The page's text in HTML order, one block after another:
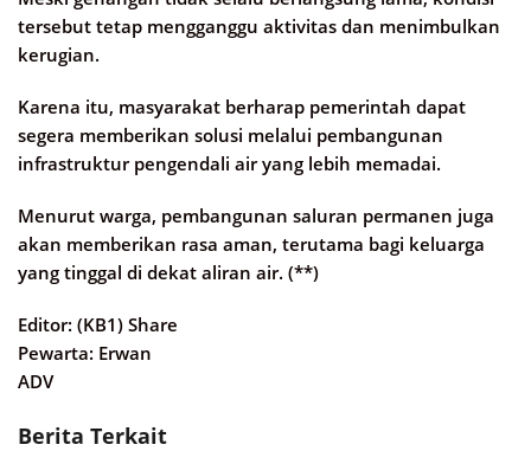
tersebut tetap mengganggu aktivitas dan menimbulkan
kerugian.
Karena itu, masyarakat berharap pemerintah dapat
segera memberikan solusi melalui pembangunan
infrastruktur pengendali air yang lebih memadai.
Menurut warga, pembangunan saluran permanen juga
akan memberikan rasa aman, terutama bagi keluarga
yang tinggal di dekat aliran air. (**)
Editor: (KB1) Share
Pewarta: Erwan
ADV
Berita Terkait